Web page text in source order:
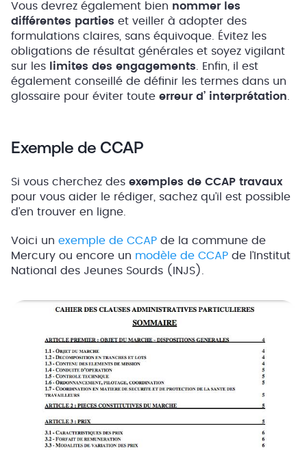
Vous devrez également bien nommer les
différentes parties et veiller à adopter des
formulations claires, sans équivoque. Évitez les
obligations de résultat générales et soyez vigilant
sur les
limites des engagements . Enfin, il est
également conseillé de définir les termes dans un
glossaire pour éviter toute erreur d’ interprétation
Exemple de CCAP
Si vous cherchez des exemples de CCAP travaux
pour vous aider le rédiger, sachez qu’il est possible
d’en trouver en ligne.
Voici un exemple de CCAP de la commune de
Mercury ou encore un modèle de CCAP de l’Institut
National des Jeunes Sourds (INJS).